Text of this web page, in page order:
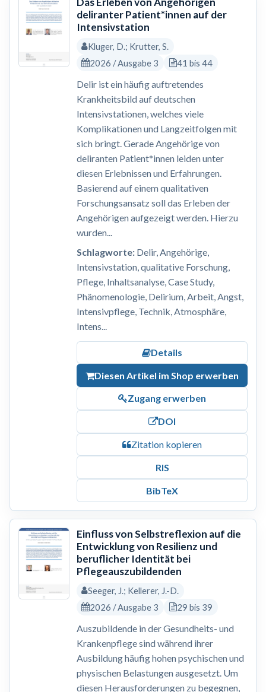
deliranter Patient*innen auf der
Intensivstation
Kluger, D.; Krutter, S.
2026 / Ausgabe 3
41 bis 44
Delir ist ein häufig auftretendes
Krankheitsbild auf deutschen
Intensivstationen, welches viele
Komplikationen und Langzeitfolgen mit
sich bringt. Gerade Angehörige von
deliranten Patient*innen leiden unter
diesen Erlebnissen und Erfahrungen.
Basierend auf einem qualitativen
Forschungsansatz soll das Erleben der
Angehörigen aufgezeigt werden. Hierzu
wurden...
Schlagworte:Delir, Angehörige,
Intensivstation, qualitative Forschung,
Pflege, Inhaltsanalyse, Case Study,
Phänomenologie, Delirium, Arbeit, Angst,
Intensivpflege, Technik, Atmosphäre,
Intens...
Details
Diesen Artikel im Shop erwerben
Zugang erwerben
DOI
Zitation kopieren
RIS
BibTeX
Einfluss von Selbstreflexion auf die
Entwicklung von Resilienz und
beruflicher Identität bei
Pflegeauszubildenden
Seeger, J.; Kellerer, J.-D.
2026 / Ausgabe 3
29 bis 39
Auszubildende in der Gesundheits- und
Krankenpflege sind während ihrer
Ausbildung häufig hohen psychischen und
physischen Belastungen ausgesetzt. Um
diesen Herausforderungen zu begegnen,